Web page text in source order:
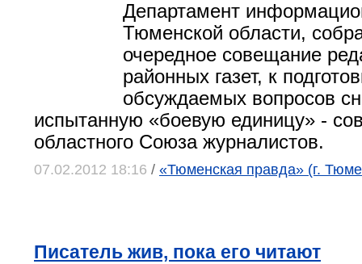
Департамент
Тюменской области,
очередное совещание
районных газет, к
обсуждаемых вопросов
испытанную «боевую единицу» -
областного Союза журналистов.
07.02.2012 18:16 / «Тюменская правда» (г.
Писатель жив, пока его читают